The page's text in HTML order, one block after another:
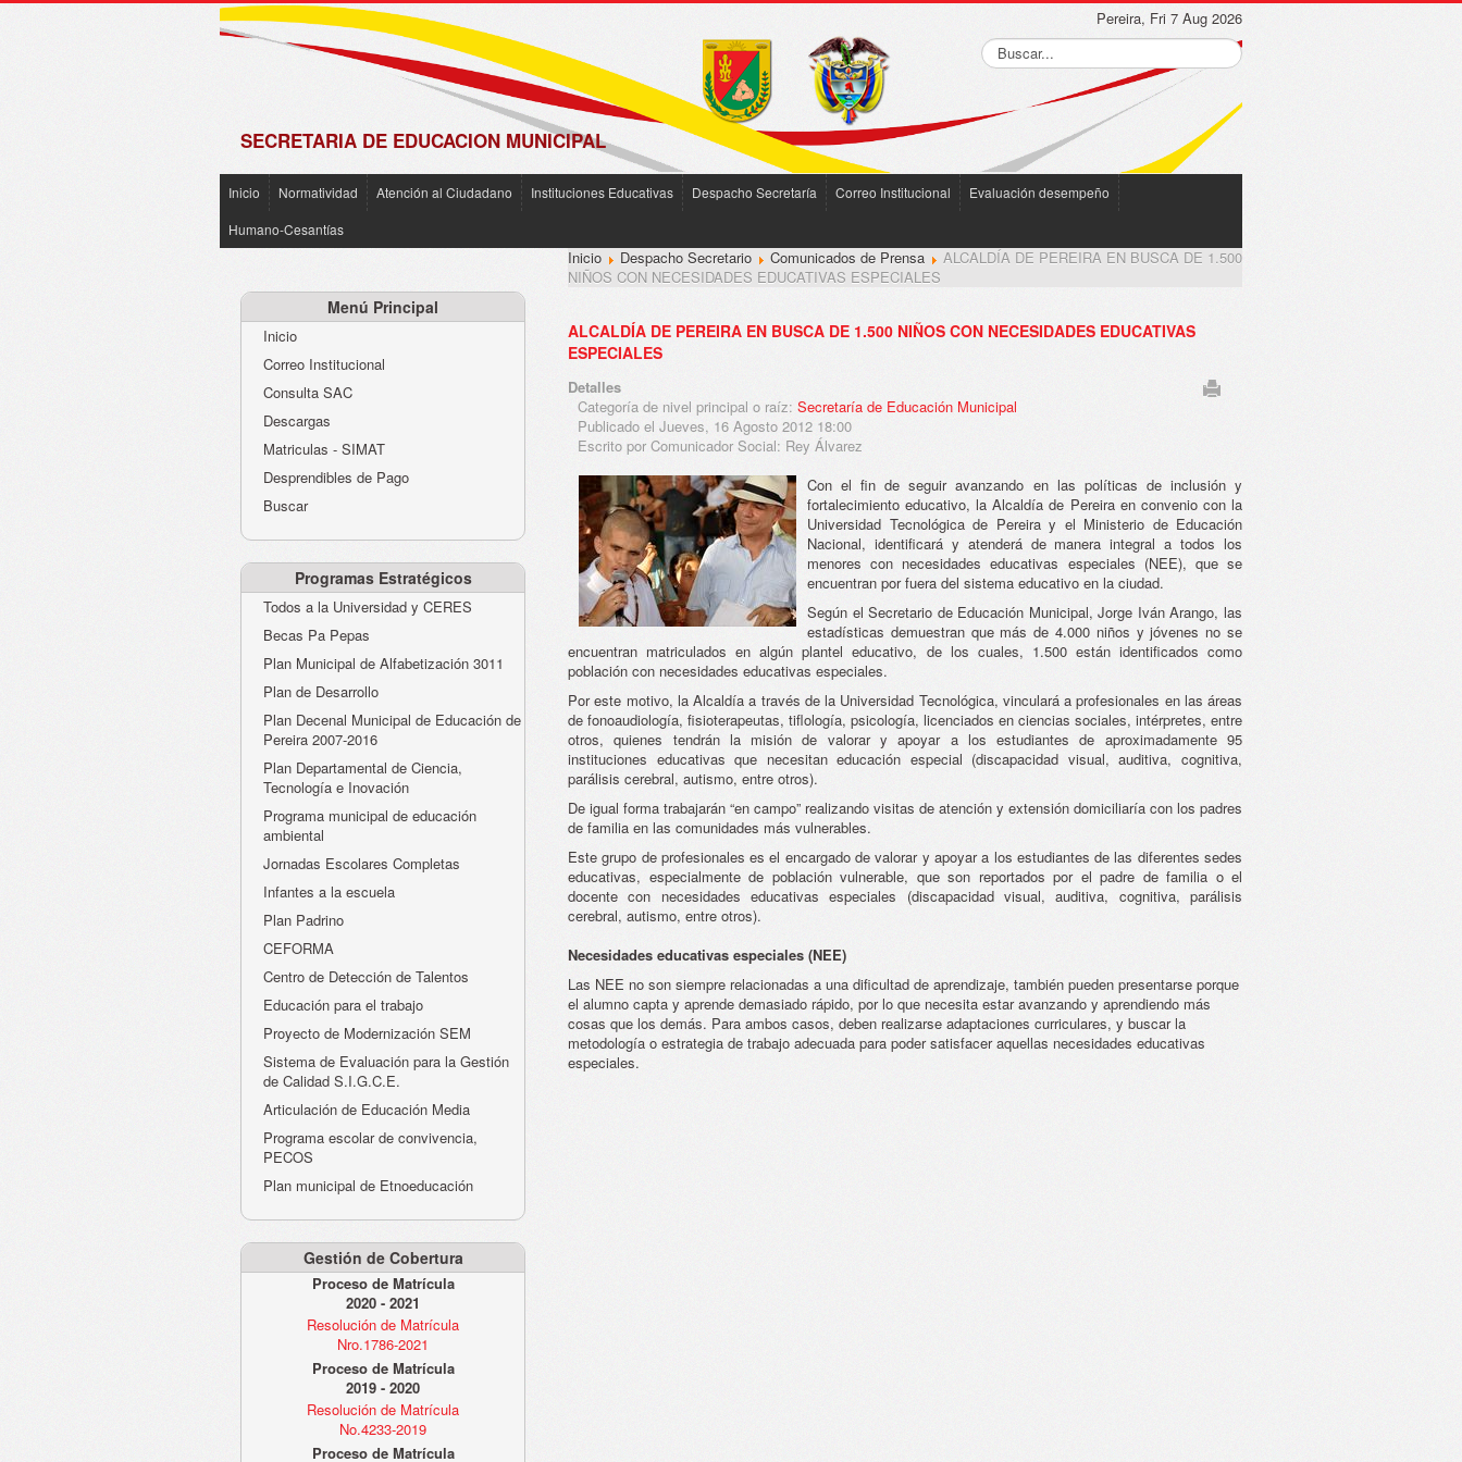
SECRETARIA DE EDUCACION MUNICIPAL
Pereira, Fri 7 Aug 2026
Inicio Normatividad Atención al Ciudadano Instituciones Educativas Despacho Secretaría Correo Institucional
Evaluación desempeño
Humano-Cesantías
Menú Principal
Inicio
Correo Institucional
Consulta SAC
Descargas
Matriculas - SIMAT
Desprendibles de Pago
Buscar
Programas Estratégicos
Todos a la Universidad y CERES
Becas Pa Pepas
Plan Municipal de Alfabetización 3011
Plan de Desarrollo
Plan Decenal Municipal de Educación de
Pereira 2007-2016
Plan Departamental de Ciencia,
Tecnología e Inovación
Programa municipal de educación
ambiental
Jornadas Escolares Completas
Infantes a la escuela
Plan Padrino
CEFORMA
Centro de Detección de Talentos
Educación para el trabajo
Proyecto de Modernización SEM
Sistema de Evaluación para la Gestión
de Calidad S.I.G.C.E.
Articulación de Educación Media
Programa escolar de convivencia,
PECOS
Plan municipal de Etnoeducación
Gestión de Cobertura
Proceso de Matrícula
2020 - 2021
Resolución de Matrícula
Nro.1786-2021
Proceso de Matrícula
2019 - 2020
Resolución de Matrícula
No.4233-2019
Proceso de Matrícula
de
Inicio Despacho Secretario Comunicados de Prensa
ALCALDÍA DE PEREIRA EN BUSCA DE 1.500
NIÑOS CON NECESIDADES EDUCATIVAS ESPECIALES
ALCALDÍA DE PEREIRA EN BUSCA DE 1.500 NIÑOS CON NECESIDADES EDUCATIVAS
ESPECIALES
Detalles
Categoría de nivel principal o raíz: Secretaría de Educación Municipal
Publicado el Jueves, 16 Agosto 2012 18:00
Escrito por Comunicador Social: Rey Álvarez
Con el fin de seguir avanzando en las políticas de inclusión y
fortalecimiento educativo, la Alcaldía de Pereira en convenio con la
Universidad Tecnológica de Pereira y el Ministerio de Educación
Nacional, identificará y atenderá de manera integral a todos los
menores con necesidades educativas especiales (NEE), que se
encuentran por fuera del sistema educativo en la ciudad.
Según el Secretario de Educación Municipal, Jorge Iván Arango, las
estadísticas demuestran que más de 4.000 niños y jóvenes no se
encuentran matriculados en algún plantel educativo, de los cuales, 1.500 están identificados como
población con necesidades educativas especiales.
Por este motivo, la Alcaldía a través de la Universidad Tecnológica, vinculará a profesionales en las áreas
de fonoaudiología, fisioterapeutas, tiflología, psicología, licenciados en ciencias sociales, intérpretes, entre
otros, quienes tendrán la misión de valorar y apoyar a los estudiantes de aproximadamente 95
instituciones educativas que necesitan educación especial (discapacidad visual, auditiva, cognitiva,
parálisis cerebral, autismo, entre otros).
De igual forma trabajarán “en campo” realizando visitas de atención y extensión domiciliaría con los padres
de familia en las comunidades más vulnerables.
Este grupo de profesionales es el encargado de valorar y apoyar a los estudiantes de las diferentes sedes
educativas, especialmente de población vulnerable, que son reportados por el padre de familia o el
docente con necesidades educativas especiales (discapacidad visual, auditiva, cognitiva, parálisis
cerebral, autismo, entre otros).
Necesidades educativas especiales (NEE)
Las NEE no son siempre relacionadas a una dificultad de aprendizaje, también pueden presentarse porque
el alumno capta y aprende demasiado rápido, por lo que necesita estar avanzando y aprendiendo más
cosas que los demás. Para ambos casos, deben realizarse adaptaciones curriculares, y buscar la
metodología o estrategia de trabajo adecuada para poder satisfacer aquellas necesidades educativas
especiales.